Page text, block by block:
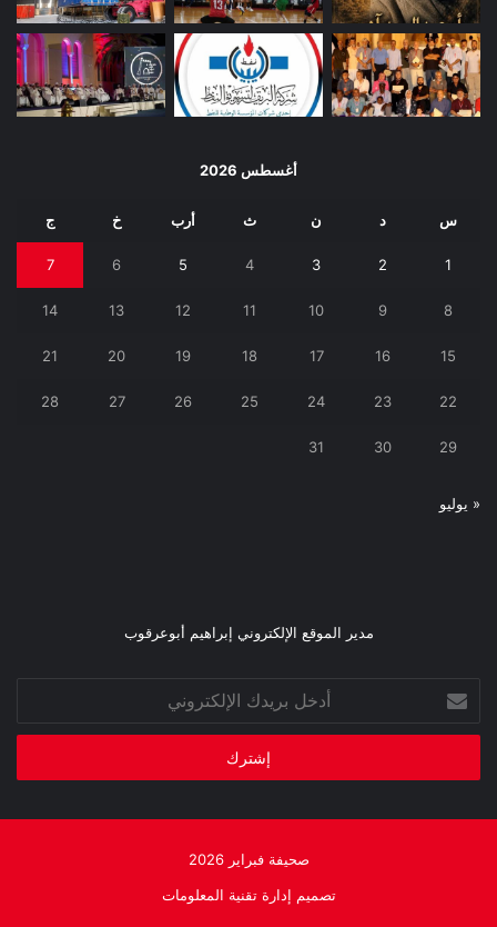
أغسطس 2026
س د ن ث أرب خ ج
1
2
3
4
5
6
7
8
9
10
11
12
13
14
15
16
17
18
19
20
21
22
23
24
25
26
27
28
29
30
31
« يوليو
مدير الموقع الإلكتروني إبراهيم أبوعرقوب
بريدك
الإلكتروني
صحيفة فبراير 2026
تصميم إدارة تقنية المعلومات